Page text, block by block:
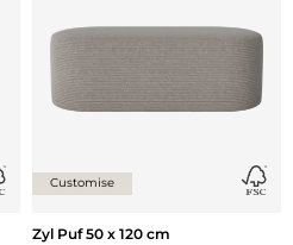
Customise
Zyl Puf 50 x 120 cm